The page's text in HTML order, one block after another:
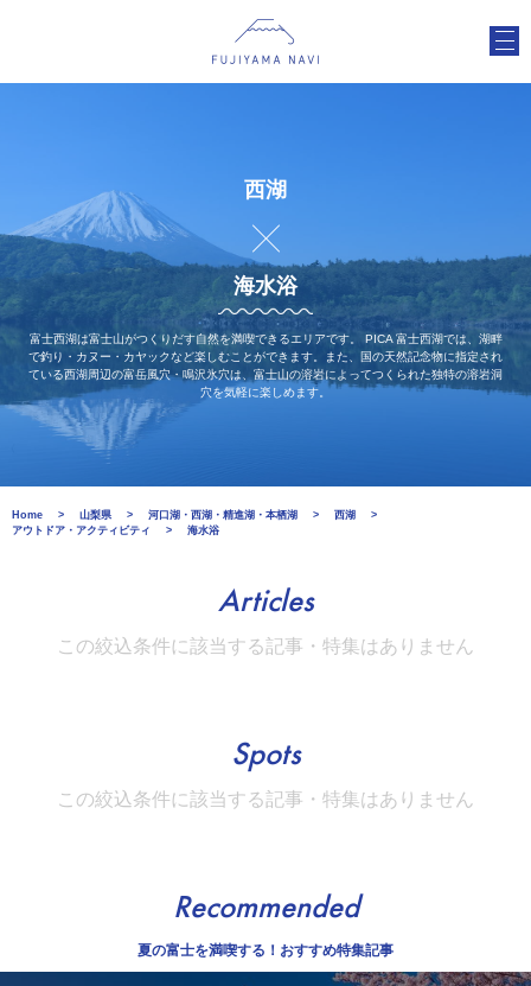
西湖
海水浴
富士西湖は富士山がつくりだす自然を満喫できるエリアです。 PICA 富士西湖では、湖畔
で釣り・カヌー・カヤックなど楽しむことができます。また、国の天然記念物に指定され
ている西湖周辺の富岳風穴・鳴沢氷穴は、富士山の溶岩によってつくられた独特の溶岩洞
穴を気軽に楽しめます。
Home 山梨県 河口湖・西湖・精進湖・本栖湖
西湖
アウトドア・アクティビティ
海水浴
Articles
この絞込条件に該当する記事・特集はありません
Spots
この絞込条件に該当する記事・特集はありません
Recommended
夏の富士を満喫する！おすすめ特集記事